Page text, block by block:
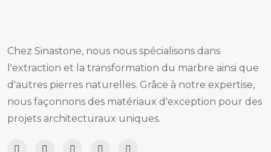
Chez Sinastone, nous nous spécialisons dans
l'extraction et la transformation du marbre ainsi que
d'autres pierres naturelles. Grâce à notre expertise,
nous façonnons des matériaux d'exception pour des
projets architecturaux uniques.